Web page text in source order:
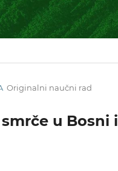
Originalni naučni rad
u Bosni i